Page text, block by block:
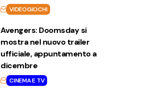
VIDEOGIOCHI
Avengers: Doomsday si
mostra nel nuovo trailer
ufficiale, appuntamento a
dicembre
CINEMA E TV